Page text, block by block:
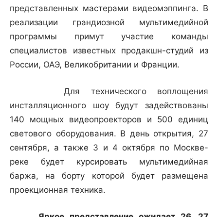
представленных мастерами видеомэппинга. В
реализации грандиозной мультимедийной
программы примут участие команды
специалистов известных продакшн-студий из
России, ОАЭ, Великобритании и Франции.
Для технического воплощения
инсталляционного шоу будут задействованы
140 мощных видеопроекторов и 500 единиц
светового оборудования. В день открытия, 27
сентября, а также 3 и 4 октября по Москве-
реке будет курсировать мультимедийная
баржа, на борту которой будет размещена
проекционная техника.